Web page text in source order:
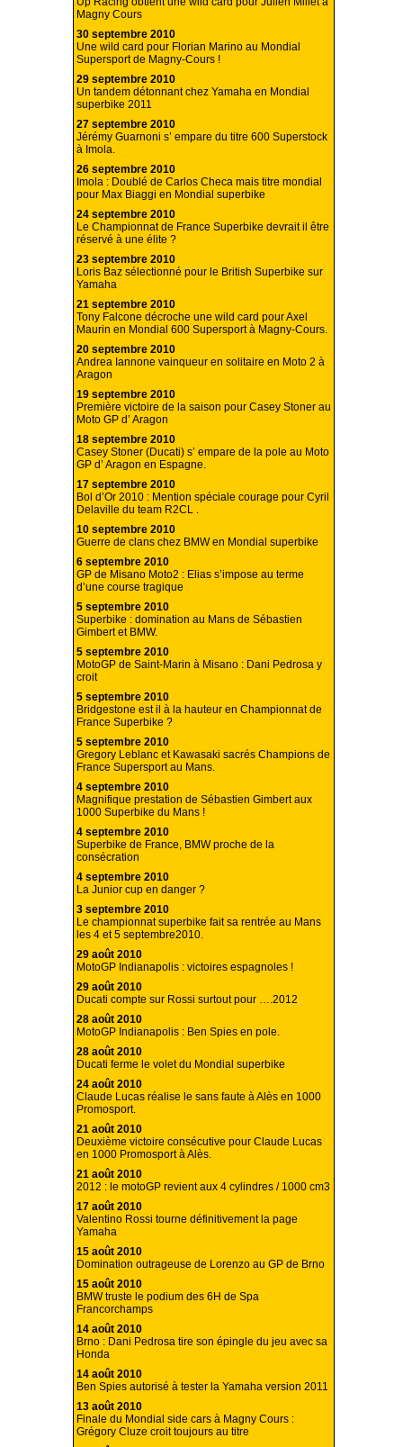
Magny Cours
30 septembre 2010
Une wild card pour Florian Marino au Mondial
Supersport de Magny-Cours !
29 septembre 2010
Un tandem détonnant chez Yamaha en Mondial
superbike 2011
27 septembre 2010
Jérémy Guarnoni s’ empare du titre 600 Superstock
à Imola.
26 septembre 2010
Imola : Doublé de Carlos Checa mais titre mondial
pour Max Biaggi en Mondial superbike
24 septembre 2010
Le Championnat de France Superbike devrait il être
réservé à une élite ?
23 septembre 2010
Loris Baz sélectionné pour le British Superbike sur
Yamaha
21 septembre 2010
Tony Falcone décroche une wild card pour Axel
Maurin en Mondial 600 Supersport à Magny-Cours.
20 septembre 2010
Andrea Iannone vainqueur en solitaire en Moto 2 à
Aragon
19 septembre 2010
Première victoire de la saison pour Casey Stoner au
Moto GP d’ Aragon
18 septembre 2010
Casey Stoner (Ducati) s’ empare de la pole au Moto
GP d’ Aragon en Espagne.
17 septembre 2010
Bol d’Or 2010 : Mention spéciale courage pour Cyril
Delaville du team R2CL .
10 septembre 2010
Guerre de clans chez BMW en Mondial superbike
6 septembre 2010
GP de Misano Moto2 : Elias s’impose au terme
d’une course tragique
5 septembre 2010
Superbike : domination au Mans de Sébastien
Gimbert et BMW.
5 septembre 2010
MotoGP de Saint-Marin à Misano : Dani Pedrosa y
croit
5 septembre 2010
Bridgestone est il à la hauteur en Championnat de
France Superbike ?
5 septembre 2010
Gregory Leblanc et Kawasaki sacrés Champions de
France Supersport au Mans.
4 septembre 2010
Magnifique prestation de Sébastien Gimbert aux
1000 Superbike du Mans !
4 septembre 2010
Superbike de France, BMW proche de la
consécration
4 septembre 2010
La Junior cup en danger ?
3 septembre 2010
Le championnat superbike fait sa rentrée au Mans
les 4 et 5 septembre2010.
29 août 2010
MotoGP Indianapolis : victoires espagnoles !
29 août 2010
Ducati compte sur Rossi surtout pour ….2012
28 août 2010
MotoGP Indianapolis : Ben Spies en pole.
28 août 2010
Ducati ferme le volet du Mondial superbike
24 août 2010
Claude Lucas réalise le sans faute à Alès en 1000
Promosport.
21 août 2010
Deuxième victoire consécutive pour Claude Lucas
en 1000 Promosport à Alès.
21 août 2010
2012 : le motoGP revient aux 4 cylindres / 1000 cm3
17 août 2010
Valentino Rossi tourne définitivement la page
Yamaha
15 août 2010
Domination outrageuse de Lorenzo au GP de Brno
15 août 2010
BMW truste le podium des 6H de Spa
Francorchamps
14 août 2010
Brno : Dani Pedrosa tire son épingle du jeu avec sa
Honda
14 août 2010
Ben Spies autorisé à tester la Yamaha version 2011
13 août 2010
Finale du Mondial side cars à Magny Cours :
Grégory Cluze croit toujours au titre